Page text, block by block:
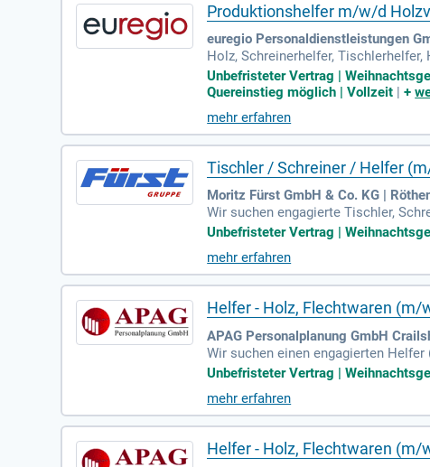
Produktionshelfer m/w/d
euregio Personaldienstleistungen
Holz, Schreinerhelfer,
Unbefristeter Vertrag |
Quereinstieg möglich | Vollzeit |+
mehr erfahren
Tischler / Schreiner / Helfer
Moritz Fürst GmbH & Co. KG |
Wir suchen engagierte Tischler,
nte Erfahrung? Wir bieten eine
wie gute Deutschkenntnisse sind
ive mit der Möglichkeit zur
Unbefristeter Vertrag |
mehr erfahren
Helfer - Holz, Flechtwaren (m/
APAG Personalplanung GmbH
Wir suchen einen engagierten
gefragt, insbesondere beim
ernehmen der Holz- und
svorschriften. Voraussetzungen
von übertariflicher Bezahlung und
Unbefristeter Vertrag |
mehr erfahren
Helfer - Holz, Flechtwaren (m/